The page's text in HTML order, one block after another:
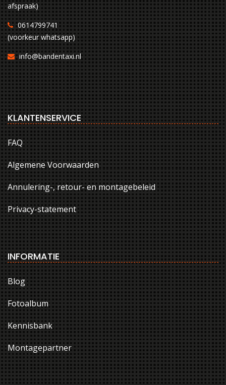
afspraak)
0614799741
(voorkeur whatsapp)
info@bandentaxi.nl
KLANTENSERVICE
FAQ
Algemene Voorwaarden
Annulering-, retour- en montagebeleid
Privacy-statement
INFORMATIE
Blog
Fotoalbum
Kennisbank
Montagepartner